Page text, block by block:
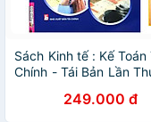
Sách Kinh tế : Kế Toán
Chính - Tái Bản Lần
( Tặng Kèm Sổ Tay
249.000 đ